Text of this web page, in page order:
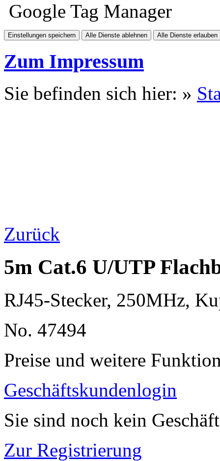
Google Tag Manager
Einstellungen speichern Alle Dienste ablehnen Alle Dienste erlauben
Zum Impressum
Sie befinden sich hier: »
Zurück
5m Cat.6 U/UTP
RJ45-Stecker, 250MHz,
No. 47494
Preise und weitere
Geschäftskundenlogin
Sie sind noch kein
Zur Registrierung